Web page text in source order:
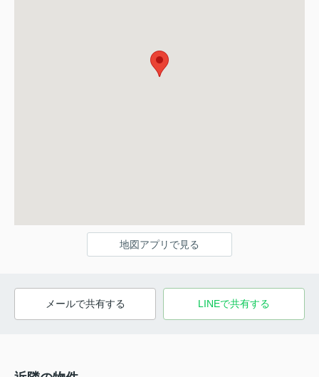
地図アプリで見る
メールで共有する LINEで共有する